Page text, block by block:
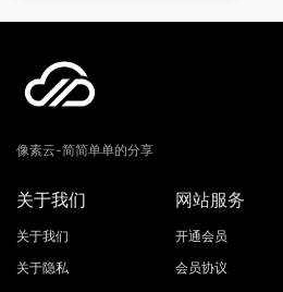
像素云-简简单单的分享
关于我们
关于我们
关于隐私
网站服务
开通会员
会员协议